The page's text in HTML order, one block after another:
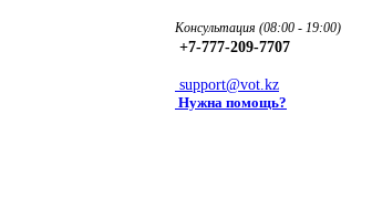
Консультация (08:00 - 19:00)
+7-777-209-7707
support@vot.kz
Нужна помощь?